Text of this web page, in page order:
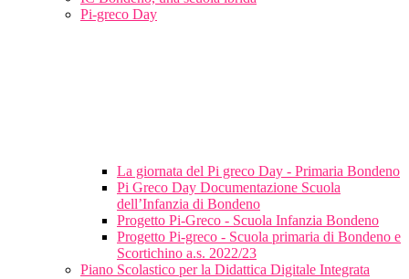
Pi-greco Day
La giornata del Pi greco Day - Primaria Bondeno
Pi Greco Day Documentazione Scuola
dell’Infanzia di Bondeno
Progetto Pi-Greco - Scuola Infanzia Bondeno
Progetto Pi-greco - Scuola primaria di Bondeno e
Scortichino a.s. 2022/23
Piano Scolastico per la Didattica Digitale Integrata